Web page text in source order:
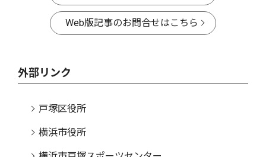
Web版記事のお問合せはこちら
外部リンク
戸塚区役所
横浜市役所